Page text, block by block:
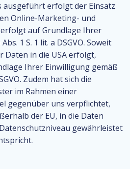
ausgeführt erfolgt der Einsatz
Online-Marketing- und
auf Grundlage Ihrer
1 S. 1 lit. a DSGVO. Soweit
in die USA erfolgt,
Ihrer Einwilligung gemäß
Zudem hat sich die
im Rahmen einer
gegenüber uns verpflichtet,
der EU, in die Daten
gewährleistet